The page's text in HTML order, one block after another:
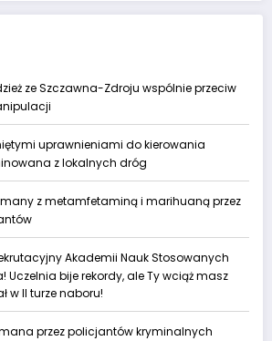
ze Szczawna-Zdroju wspólnie przeciw
uprawnieniami do kierowania
z lokalnych dróg
z metamfetaminą i marihuaną przez
Akademii Nauk Stosowanych
Uczelnia bije rekordy, ale Ty wciąż masz
w II turze naboru!
przez policjantów kryminalnych